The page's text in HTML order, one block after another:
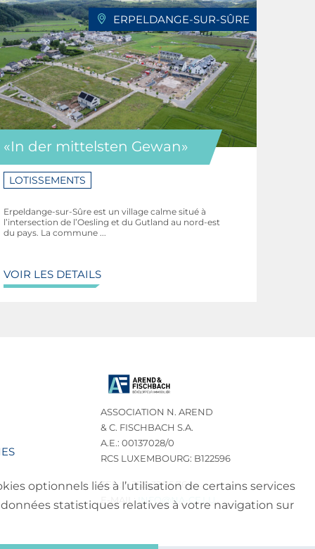
ERPELDANGE-SUR-SÛRE
«In der mittelsten Gewan»
LOTISSEMENTS
Erpeldange-sur-Sûre est un village calme situé à
l’intersection de l’Oesling et du Gutland au nord-est
du pays. La commune ...
VOIR LES DETAILS
ASSOCIATION N. AREND
& C. FISCHBACH S.A.
A.E.: 00137028/0
RCS LUXEMBOURG: B122596
TEL.: (+352) 32 75 76
E-MAIL:
INFO@NA-CF.LU
optionnels liés à l’utilisation de certains services
statistiques relatives à votre navigation sur